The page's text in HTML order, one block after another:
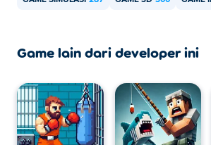
Game lain dari developer ini